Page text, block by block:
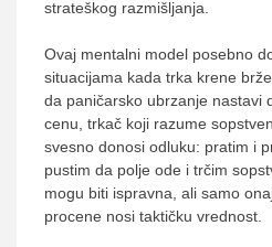
strateškog razmišljanja.
Ovaj mentalni model posebno
situacijama kada trka krene
da paničarsko ubrzanje nastavi
cenu, trkač koji razume
svesno donosi odluku: pratim i
pustim da polje ode i trčim
mogu biti ispravna, ali samo
procene nosi taktičku vrednost.